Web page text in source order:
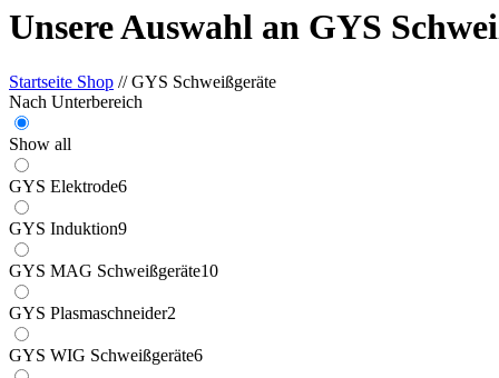
Unsere Auswahl an GYS
Startseite Shop // GYS Schweißgeräte
Nach Unterbereich
Show all
GYS Elektrode6
GYS Induktion9
GYS MAG Schweißgeräte10
GYS Plasmaschneider2
GYS WIG Schweißgeräte6